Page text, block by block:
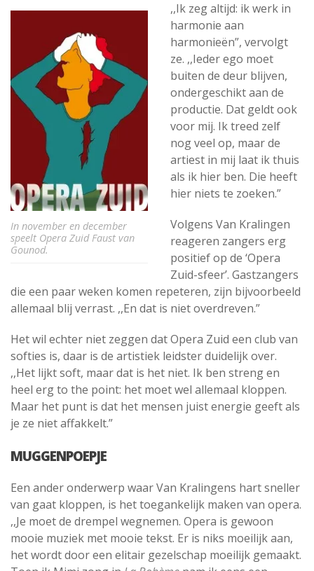
In november en december
speelt Opera Zuid Faust van
Gounod.
,,Ik zeg altijd: ik werk in
harmonie aan
harmonieën”, vervolgt
ze. ,,Ieder ego moet
buiten de deur blijven,
ondergeschikt aan de
productie. Dat geldt ook
voor mij. Ik treed zelf
nog veel op, maar de
artiest in mij laat ik thuis
als ik hier ben. Die heeft
hier niets te zoeken.”
Volgens Van Kralingen
reageren zangers erg
positief op de ‘Opera
Zuid-sfeer’. Gastzangers
die een paar weken komen repeteren, zijn bijvoorbeeld
allemaal blij verrast. ,,En dat is niet overdreven.”
Het wil echter niet zeggen dat Opera Zuid een club van
softies is, daar is de artistiek leidster duidelijk over.
,,Het lijkt soft, maar dat is het niet. Ik ben streng en
heel erg to the point: het moet wel allemaal kloppen.
Maar het punt is dat het mensen juist energie geeft als
je ze niet affakkelt.”
MUGGENPOEPJE
Een ander onderwerp waar Van Kralingens hart sneller
van gaat kloppen, is het toegankelijk maken van opera.
,,Je moet de drempel wegnemen. Opera is gewoon
mooie muziek met mooie tekst. Er is niks moeilijk aan,
het wordt door een elitair gezelschap moeilijk gemaakt.